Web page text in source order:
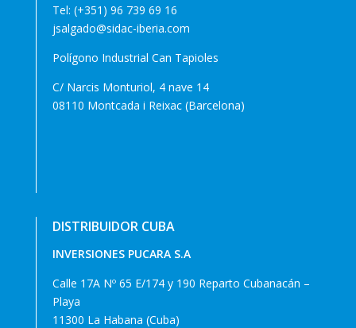
Tel: (+351) 96 739 69 16
jsalgado@sidac-iberia.com
Polígono Industrial Can Tapioles
C/ Narcis Monturiol, 4 nave 14
08110 Montcada i Reixac (Barcelona)
DISTRIBUIDOR CUBA
INVERSIONES PUCARA S.A
Calle 17A Nº 65 E/174 y 190 Reparto Cubanacán –
Playa
11300 La Habana (Cuba)